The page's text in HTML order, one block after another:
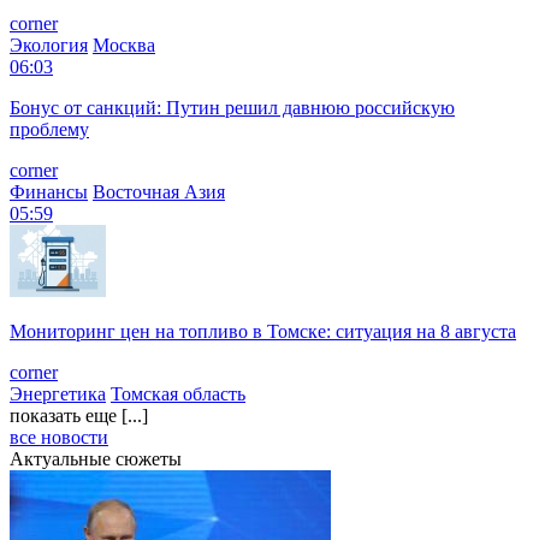
corner
Экология Москва
06:03
Бонус от санкций: Путин решил давнюю российскую
проблему
corner
Финансы Восточная Азия
05:59
Мониторинг цен на топливо в Томске: ситуация на 8 августа
corner
Энергетика Томская область
показать еще [...]
все новости
Актуальные сюжеты